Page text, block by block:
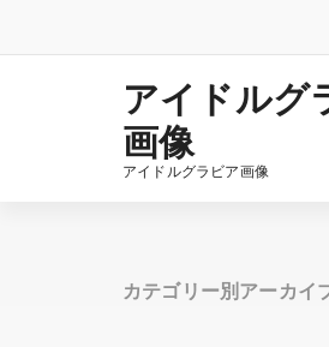
テ
アイドルグ
画像
アイドルグラビア画像
カテゴリー別アーカイ